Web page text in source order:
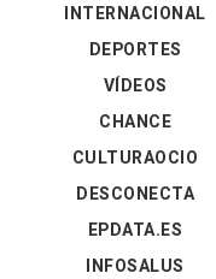
INTERNACIONAL
DEPORTES
VÍDEOS
CHANCE
CULTURAOCIO
DESCONECTA
EPDATA.ES
INFOSALUS